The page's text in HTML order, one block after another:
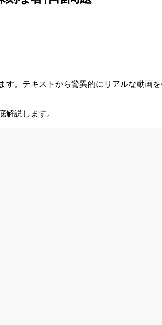
す。テキストから驚異的にリアルな動画
解説します。